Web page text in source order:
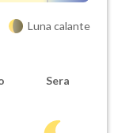
Luna calante
Sera